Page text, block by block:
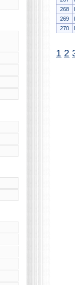
268
269
270
1 2